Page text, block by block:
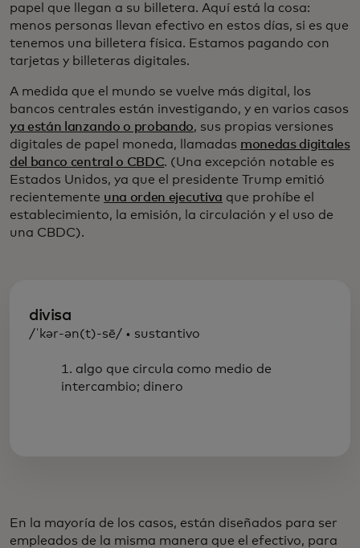
papel que llegan a su billetera. Aquí está la cosa:
menos personas llevan efectivo en estos días, si es que
tenemos una billetera física. Estamos pagando con
tarjetas y billeteras digitales.
A medida que el mundo se vuelve más digital, los
bancos centrales están investigando, y en varios casos
ya están lanzando o probando, sus propias versiones
digitales de papel moneda, llamadas monedas digitales
del banco central o CBDC. (Una excepción notable es
Estados Unidos, ya que el presidente Trump emitió
recientemente una orden ejecutiva que prohíbe el
establecimiento, la emisión, la circulación y el uso de
una CBDC).
divisa
/ˈkər-ən(t)-sē/ • sustantivo
1. algo que circula como medio de
intercambio; dinero
En la mayoría de los casos, están diseñados para ser
empleados de la misma manera que el efectivo, para